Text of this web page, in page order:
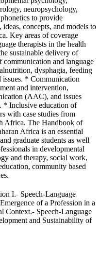
neuropsychology,
to provide
concepts, and models to
Key areas of coverage
therapists in the health
sustainable delivery of
and language
dysphagia, feeding
* Communication
and intervention,
(AAC), and issues
* Inclusive education of
with case studies from
Africa. The Handbook of
Africa is an essential
graduate students as well
in developmental
and therapy, social work,
community based
I.- Speech-Language
of a Profession in a
Speech-Language
and Sustainability of